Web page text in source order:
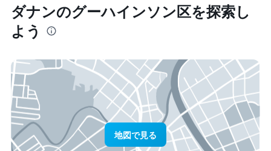
ダナン​のグーハインソン区​を探索し
よう
地図で見る